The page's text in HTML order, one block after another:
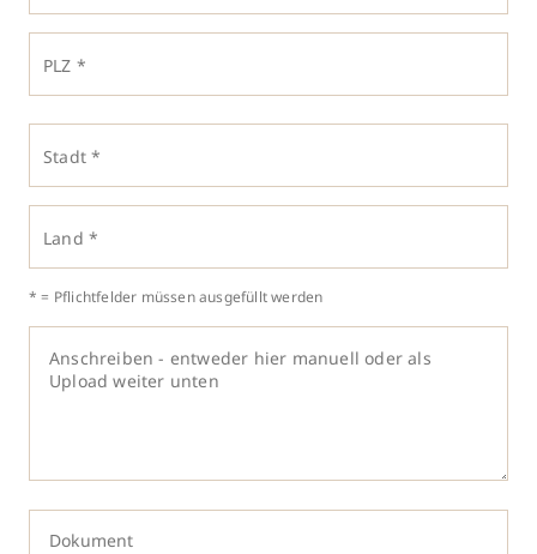
PLZ *
Stadt *
Land *
* = Pflichtfelder müssen ausgefüllt werden
Dokument